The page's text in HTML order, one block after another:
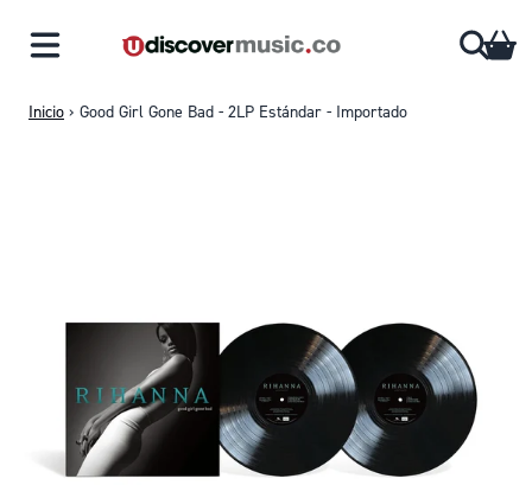
Inicio › Good Girl Gone Bad - 2LP Estándar - Importado